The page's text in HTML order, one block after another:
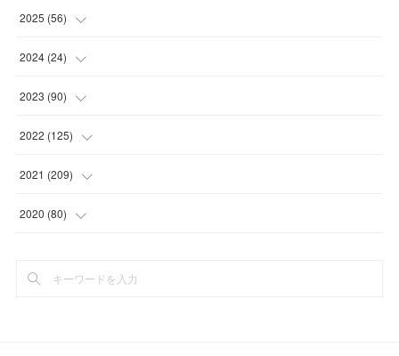
(1
(1
(7
(7)
2025 (56)
(5
(11 )
(17
(15
2024 (24)
(1
(1)
(2)
(9
2023 (90)
(12
(17
(16
(1)
2022 (125)
(8)
(11 )
(15
2021 (209)
(9
(
2020 (80)
(